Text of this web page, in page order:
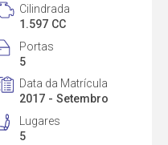
Cilindrada
1.597 CC
Portas
5
Data da Matrícula
2017 - Setembro
Lugares
5